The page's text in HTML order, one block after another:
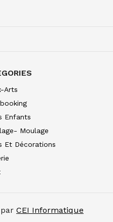
Arts
Enfants
Moulage
Et Décorations
CEI Informatique